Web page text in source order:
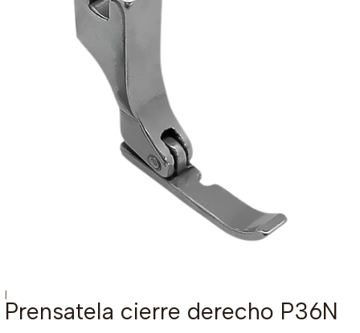
|
Prensatela cierre derecho P36N